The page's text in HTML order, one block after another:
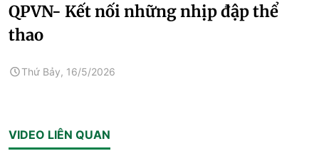
QPVN- Kết nối những nhịp đập thể
thao
Thứ Bảy, 16/5/2026
VIDEO LIÊN QUAN